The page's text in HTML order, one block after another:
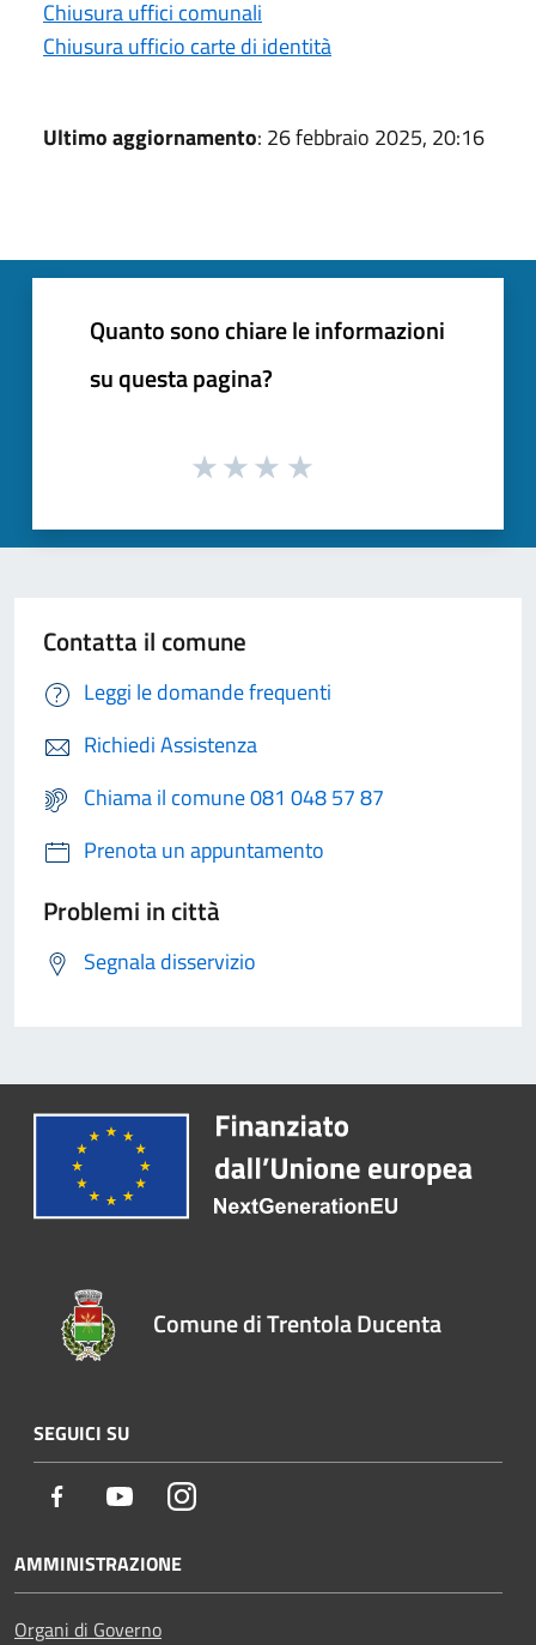
Chiusura uffici comunali
Chiusura ufficio carte di identità
Ultimo aggiornamento: 26 febbraio 2025, 20:16
Quanto sono chiare le informazioni
su questa pagina?
Contatta il comune
Leggi le domande frequenti
Richiedi Assistenza
Chiama il comune 081 048 57 87
Prenota un appuntamento
Problemi in città
Segnala disservizio
Comune di Trentola Ducenta
SEGUICI SU
Facebook YoutubeInstagram
AMMINISTRAZIONE
Organi di Governo